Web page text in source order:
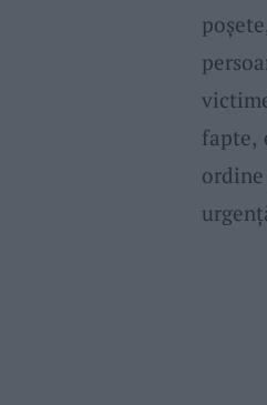
fapte,